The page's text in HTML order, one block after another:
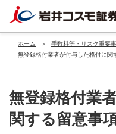
ホーム ＞ 手数料等・リスク重要
無登録格付業者が付与した格付に関
無登録格付業
関する留意事